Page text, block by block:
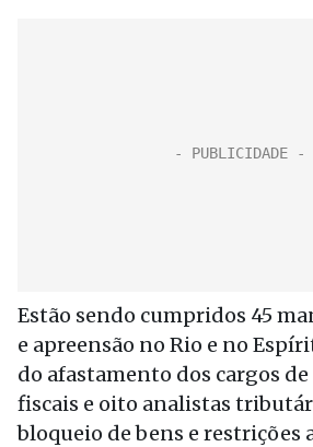
Estão sendo cumpridos 45
e apreensão no Rio e no
do afastamento dos cargos
fiscais e oito analistas
bloqueio de bens e restrições